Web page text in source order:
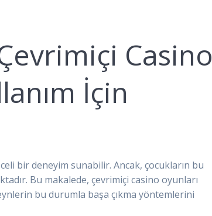
Casino
İçin
bir deneyim sunabilir. Ancak, çocukların bu
Bu makalede, çevrimiçi casino oyunları
bu durumla başa çıkma yöntemlerini